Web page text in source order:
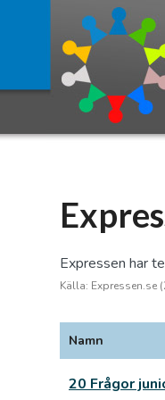
Expressen har
Källa: Expressen.se
Namn
20 Frågor